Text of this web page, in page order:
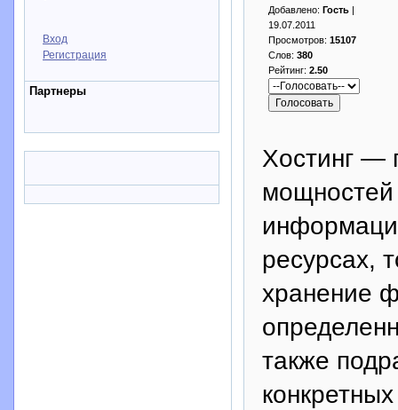
Вход
Регистрация
Партнеры
Добавлено: Гость |
19.07.2011
Просмотров: 15107
Слов: 380
Рейтинг: 2.50
Хостинг —
ресурсах,
хранение
также